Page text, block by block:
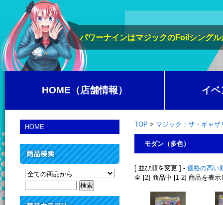
パワーナインはマジックのFoilシング
HOME（店舗情報） イベ
TOP > マジック：ザ・ギャ
モダン（多色）
[ 並び順を変更 ] - 価格の高い
全 [2] 商品中 [1-2] 商品を表示
HOME